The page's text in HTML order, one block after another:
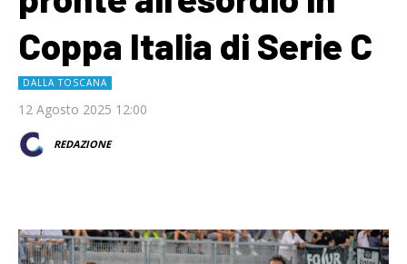
Coppa Italia di Serie C
DALLA TOSCANA
12 Agosto 2025 12:00
REDAZIONE